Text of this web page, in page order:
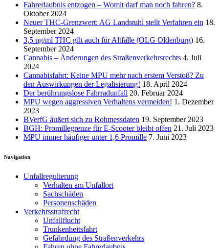
Fahrerlaubnis entzogen – Womit darf man noch fahren? 8.
Oktober 2024
Neuer THC-Grenzwert: AG Landstuhl stellt Verfahren ein 18.
September 2024
3,5 ng/ml THC gilt auch für Altfälle (OLG Oldenburg) 16.
September 2024
Cannabis – Änderungen des Straßenverkehrsrechts 4. Juli
2024
Cannabisfahrt: Keine MPU mehr nach erstem Verstoß? Zu
den Auswirkungen der Legalisierung! 18. April 2024
Der berührungslose Fahrradunfall 20. Februar 2024
MPU wegen aggressiven Verhaltens vermeiden! 1. Dezember
2023
BVerfG äußert sich zu Rohmessdaten 19. September 2023
BGH: Promillegrenze für E-Scooter bleibt offen 21. Juli 2023
MPU immer häufiger unter 1,6 Promille 7. Juni 2023
Navigation
Unfallregulierung
Verhalten am Unfallort
Sachschäden
Personenschäden
Verkehrsstrafrecht
Unfallflucht
Trunkenheitsfahrt
Gefährdung des Straßenverkehrs